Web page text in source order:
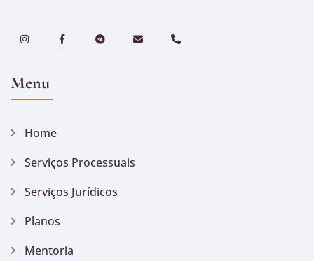
Menu
Home
Serviços Processuais
Serviços Jurídicos
Planos
Mentoria